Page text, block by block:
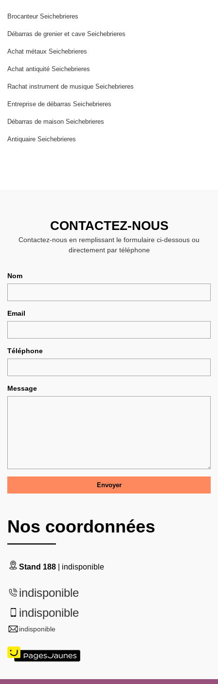
Brocanteur Seichebrieres
Débarras de grenier et cave Seichebrieres
Achat métaux Seichebrieres
Achat antiquité Seichebrieres
Rachat instrument de musique Seichebrieres
Entreprise de débarras Seichebrieres
Débarras de maison Seichebrieres
Antiquaire Seichebrieres
CONTACTEZ-NOUS
Contactez-nous en remplissant le formulaire ci-dessous ou
directement par téléphone
Nom
Email
Téléphone
Message
Nos coordonnées
Stand 188 | indisponible
indisponible
indisponible
indisponible